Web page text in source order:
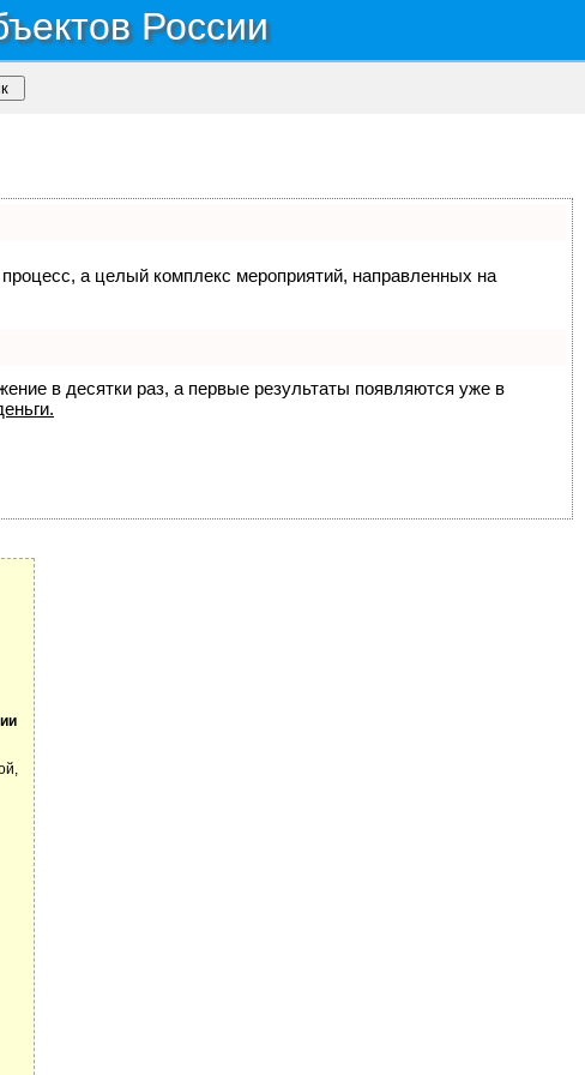
России
а целый комплекс мероприятий, направленных на
в десятки раз, а первые результаты появляются уже в